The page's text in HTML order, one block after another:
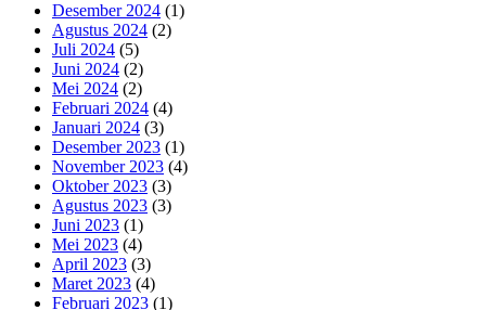
Desember 2024 (1)
Agustus 2024 (2)
Juli 2024 (5)
Juni 2024 (2)
Mei 2024 (2)
Februari 2024 (4)
Januari 2024 (3)
Desember 2023 (1)
November 2023 (4)
Oktober 2023 (3)
Agustus 2023 (3)
Juni 2023 (1)
Mei 2023 (4)
April 2023 (3)
Maret 2023 (4)
Februari 2023 (1)